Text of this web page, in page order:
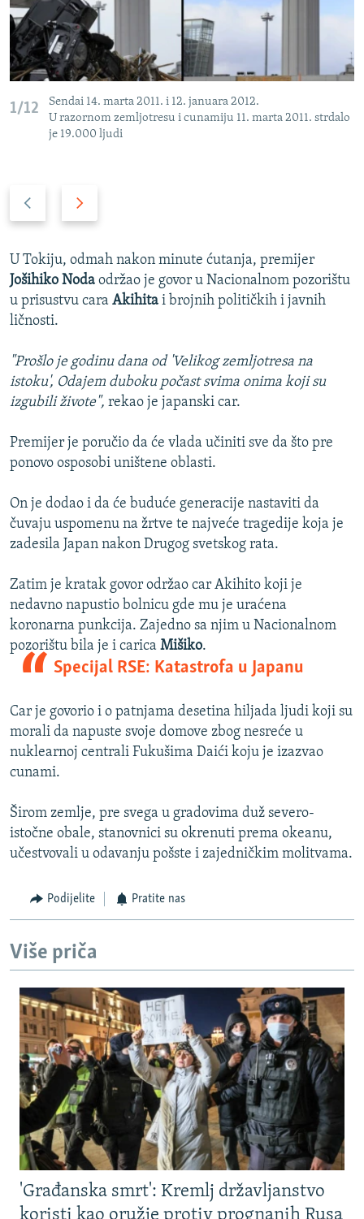
1/12
Sendai 14. marta 2011. i 12. januara 2012.
U razornom zemljotresu i cunamiju 11. marta 2011. strdalo
je 19.000 ljudi
t
h
o
d
i
s
l
j
d
e
d
n
l
a
j
U Tokiju, odmah nakon minute ćutanja, premijer
Jošihiko Noda održao je govor u Nacionalnom pozorištu
u prisustvu cara Akihita i brojnih političkih i javnih
ličnosti.
"Prošlo je godinu dana od 'Velikog zemljotresa na
istoku', Odajem duboku počast svima onima koji su
izgubili živote", rekao je japanski car.
Premijer je poručio da će vlada učiniti sve da što pre
ponovo osposobi uništene oblasti.
On je dodao i da će buduće generacije nastaviti da
čuvaju uspomenu na žrtve te najveće tragedije koja je
zadesila Japan nakon Drugog svetskog rata.
Zatim je kratak govor održao car Akihito koji je
nedavno napustio bolnicu gde mu je uraćena
koronarna punkcija. Zajedno sa njim u Nacionalnom
pozorištu bila je i carica Mišiko.
Specijal RSE: Katastrofa u Japanu
Car je govorio i o patnjama desetina hiljada ljudi koji su
morali da napuste svoje domove zbog nesreće u
nuklearnoj centrali Fukušima Daići koju je izazvao
cunami.
Širom zemlje, pre svega u gradovima duž severo-
istočne obale, stanovnici su okrenuti prema okeanu,
učestvovali u odavanju pošste i zajedničkim molitvama.
Podijelite Pratite nas
Više priča
'Građanska smrt': Kremlj državljanstvo